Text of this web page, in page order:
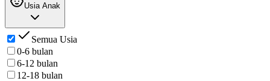
Usia Anak
Semua Usia
0-6 bulan
6-12 bulan
12-18 bulan